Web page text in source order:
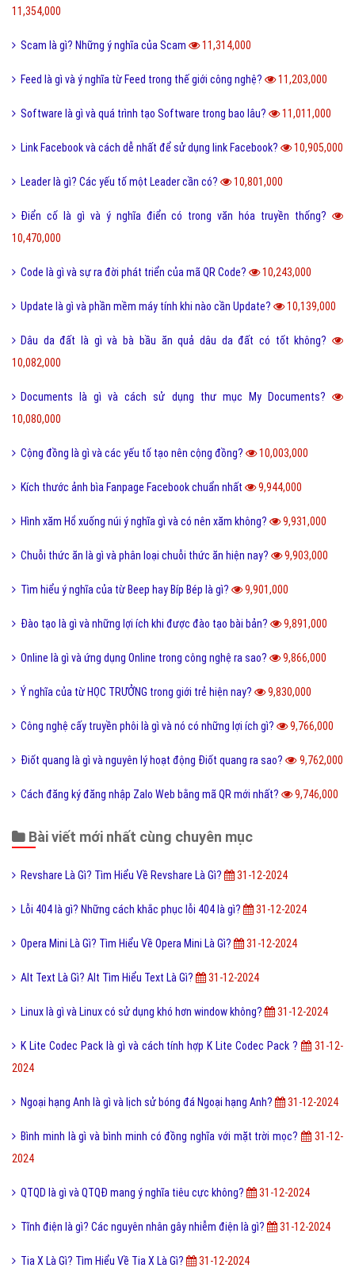
11,354,000
Scam là gì? Những ý nghĩa của Scam 11,314,000
Feed là gì và ý nghĩa từ Feed trong thế giới công nghệ? 11,203,000
Software là gì và quá trình tạo Software trong bao lâu? 11,011,000
Link Facebook và cách dễ nhất để sử dụng link Facebook? 10,905,000
Leader là gì? Các yếu tố một Leader cần có? 10,801,000
Điển cố là gì và ý nghĩa điển có trong văn hóa truyền thống?
10,470,000
Code là gì và sự ra đời phát triển của mã QR Code? 10,243,000
Update là gì và phần mềm máy tính khi nào cần Update? 10,139,000
Dâu da đất là gì và bà bầu ăn quả dâu da đất có tốt không?
10,082,000
Documents là gì và cách sử dụng thư mục My Documents?
10,080,000
Cộng đồng là gì và các yếu tố tạo nên cộng đồng? 10,003,000
Kích thước ảnh bìa Fanpage Facebook chuẩn nhất 9,944,000
Hình xăm Hổ xuống núi ý nghĩa gì và có nên xăm không? 9,931,000
Chuỗi thức ăn là gì và phân loại chuỗi thức ăn hiện nay? 9,903,000
Tìm hiểu ý nghĩa của từ Beep hay Bíp Bép là gì? 9,901,000
Đào tạo là gì và những lợi ích khi được đào tạo bài bản? 9,891,000
Online là gì và ứng dụng Online trong công nghệ ra sao? 9,866,000
Ý nghĩa của từ HỌC TRƯỞNG trong giới trẻ hiện nay? 9,830,000
Công nghệ cấy truyền phôi là gì và nó có những lợi ích gì? 9,766,000
Điốt quang là gì và nguyên lý hoạt động Điốt quang ra sao? 9,762,000
Cách đăng ký đăng nhập Zalo Web bằng mã QR mới nhất? 9,746,000
Bài viết mới nhất cùng chuyên mục
Revshare Là Gì? Tìm Hiểu Về Revshare Là Gì? 31-12-2024
Lỗi 404 là gì? Những cách khắc phục lỗi 404 là gì? 31-12-2024
Opera Mini Là Gì? Tìm Hiểu Về Opera Mini Là Gì? 31-12-2024
Alt Text Là Gì? Alt Tìm Hiểu Text Là Gì? 31-12-2024
Linux là gì và Linux có sử dụng khó hơn window không? 31-12-2024
K Lite Codec Pack là gì và cách tính hợp K Lite Codec Pack ?
31-12-
2024
Ngoại hạng Anh là gì và lịch sử bóng đá Ngoại hạng Anh? 31-12-2024
Bình minh là gì và bình minh có đồng nghĩa với mặt trời mọc?
31-12-
2024
QTQD là gì và QTQĐ mang ý nghĩa tiêu cực không? 31-12-2024
Tĩnh điện là gì? Các nguyên nhân gây nhiễm điện là gì? 31-12-2024
Tia X Là Gì? Tìm Hiểu Về Tia X Là Gì? 31-12-2024